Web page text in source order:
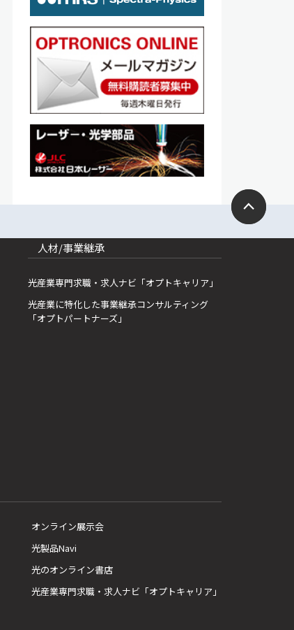
人材/事業継承
光産業専門求職・求人ナビ「オプトキャリア」
光産業に特化した事業継承コンサルティング
「オプトパートナーズ」
オンライン展示会
光製品Navi
光のオンライン書店
光産業専門求職・求人ナビ「オプトキャリア」